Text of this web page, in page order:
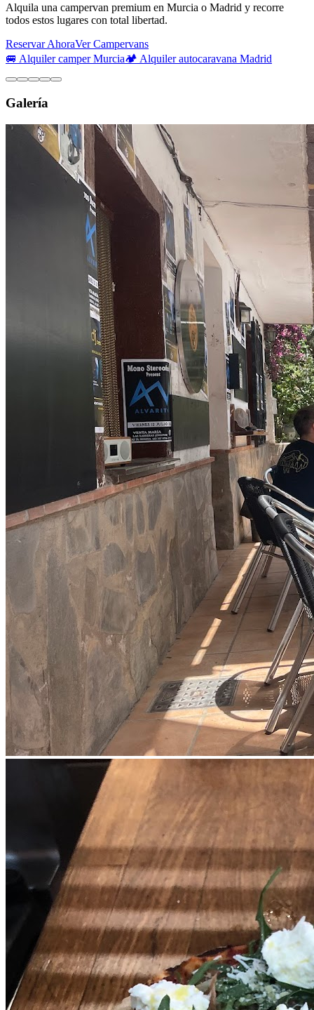
Alquila una campervan premium en Murcia o Madrid y recorre
todos estos lugares con total libertad.
Reservar AhoraVer Campervans
🚐 Alquiler camper Murcia🏕️ Alquiler autocaravana Madrid
Galería